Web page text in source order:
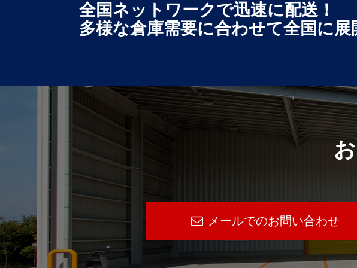
全国ネットワークで迅速に配送！
多様な倉庫需要に合わせて全国に
メールでのお問い合わせ